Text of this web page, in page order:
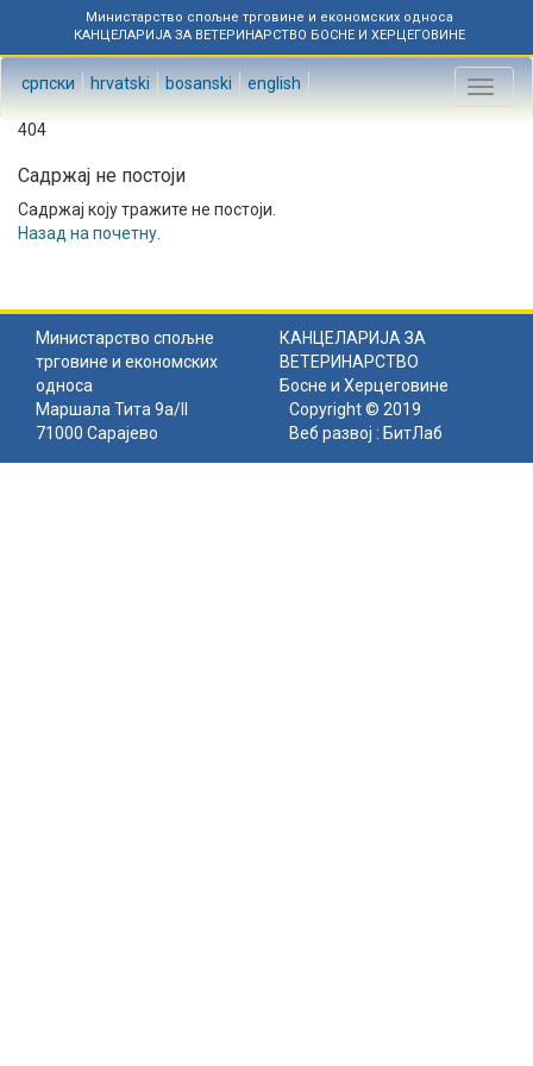
Министарство спољне трговине и економских односа
КАНЦЕЛАРИЈА ЗА ВЕТЕРИНАРСТВО БОСНЕ И ХЕРЦЕГОВИНЕ
српски hrvatski bosanski english
Toggle
404
Садржај не постоји
Садржај коју тражите не постоји.
Назад на почетну
Министарство спољне
трговине и економских
односа
КАНЦЕЛАРИЈА ЗА
ВЕТЕРИНАРСТВО
Босне и Херцеговине
Маршала Тита 9а/II
71000 Сарајево
Copyright © 2019
Веб развој : БитЛаб